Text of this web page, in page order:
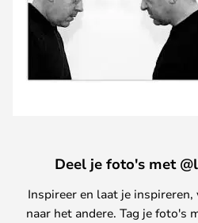
Deel je foto's met
Inspireer en laat je inspireren,
naar het andere. Tag je foto's